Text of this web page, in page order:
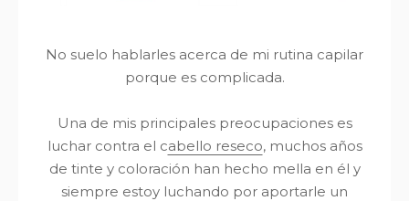
No suelo hablarles acerca de mi rutina capilar
porque es complicada.
Una de mis principales preocupaciones es
luchar contra el cabello reseco, muchos años
de tinte y coloración han hecho mella en él y
siempre estoy luchando por aportarle un